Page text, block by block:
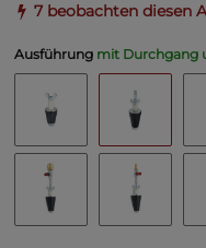
7 beobachten diesen
Ausführung mit Durchgang